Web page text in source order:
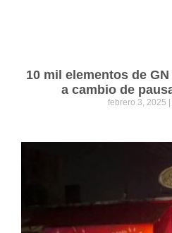
10 mil elementos de
a cambio de
febrero 3, 2025